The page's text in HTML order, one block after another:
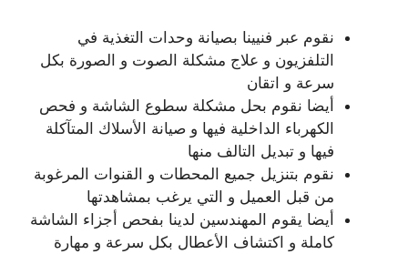
نقوم عبر فنيينا بصيانة وحدات التغذية في
التلفزيون و علاج مشكلة الصوت و الصورة بكل
سرعة و اتقان
أيضا نقوم بحل مشكلة سطوع الشاشة و فحص
الكهرباء الداخلية فيها و صيانة الأسلاك المتآكلة
فيها و تبديل التالف منها
نقوم بتنزيل جميع المحطات و القنوات المرغوبة
من قبل العميل و التي يرغب بمشاهدتها
أيضا يقوم المهندسين لدينا بفحص أجزاء الشاشة
كاملة و اكتشاف الأعطال بكل سرعة و مهارة